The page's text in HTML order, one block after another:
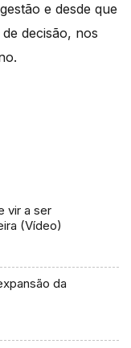
e desde que
decisão, nos
vir a ser
(Vídeo)
da